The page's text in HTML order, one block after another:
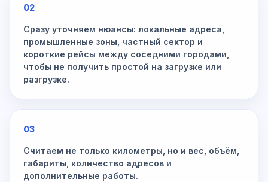
02
Сразу уточняем нюансы: локальные адреса,
промышленные зоны, частный сектор и
короткие рейсы между соседними городами,
чтобы не получить простой на загрузке или
разгрузке.
03
Считаем не только километры, но и вес, объём,
габариты, количество адресов и
дополнительные работы.